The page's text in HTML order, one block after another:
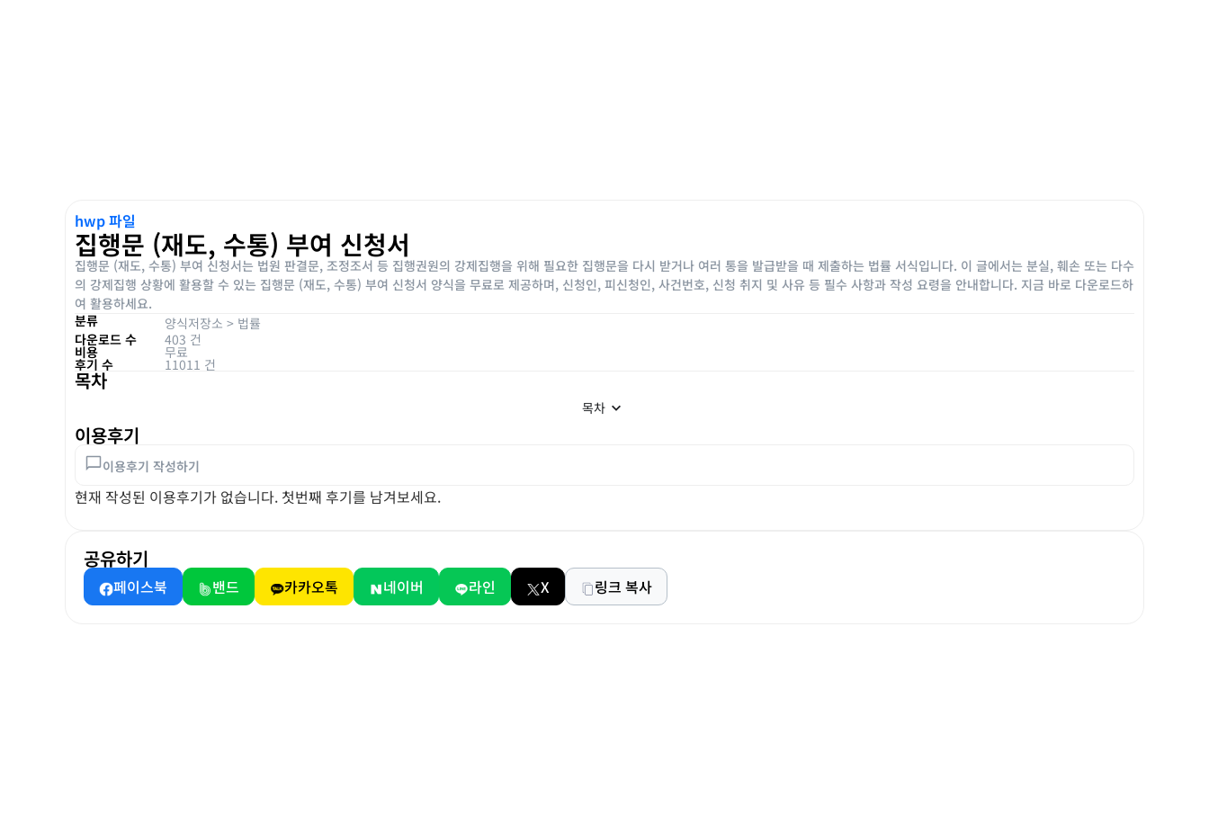
hwp 파일
집행문 (재도, 수통) 부여 신청서
집행문 (재도, 수통) 부여 신청서는 법원 판결문, 조정조서 등 집행권원의 강제집행을 위해 필요한 집행문을 다시 받거나 여러 통을 발급받을 때 제출하는 법률 서식입니다. 이 글에서는 분실, 훼손 또는 다수
의 강제집행 상황에 활용할 수 있는 집행문 (재도, 수통) 부여 신청서 양식을 무료로 제공하며, 신청인, 피신청인, 사건번호, 신청 취지 및 사유 등 필수 사항과 작성 요령을 안내합니다. 지금 바로 다운로드하
여 활용하세요.
분류
양식저장소 > 법률
다운로드 수
403 건
비용 무료
후기 수 11011 건
목차
목차
이용후기
이용후기 작성하기
현재 작성된 이용후기가 없습니다. 첫번째 후기를 남겨보세요.
공유하기
페이스북 밴드 카카오톡 네이버 라인 X 링크 복사